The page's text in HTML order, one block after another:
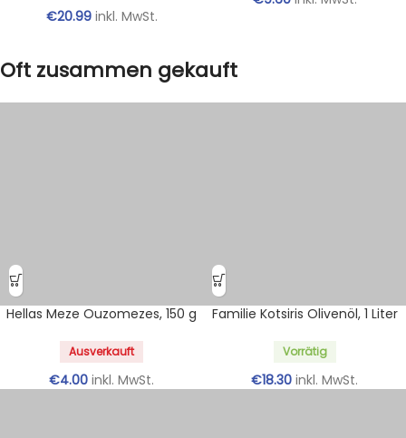
€20.99 inkl. MwSt.
Oft zusammen gekauft
Hellas Meze Ouzomezes, 150 g
Ausverkauft
€4.00 inkl. MwSt.
Familie Kotsiris Olivenöl, 1 Liter
Vorrätig
€18.30 inkl. MwSt.